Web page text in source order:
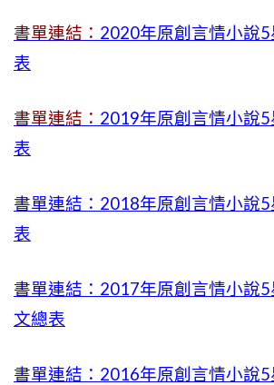
書單連結： 2020年原創言情小說
表
書單連結： 2019年原創言情小說
表
書單連結：2018年原創言情小說
表
書單連結：2017年原創言情小說
文總表
書單連結：2016年原創言情小說